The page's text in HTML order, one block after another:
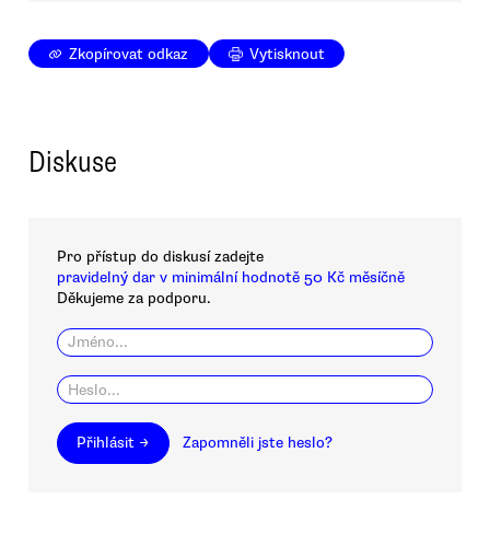
Zkopírovat odkaz Vytisknout
Diskuse
Pro přístup do diskusí zadejte
pravidelný dar v minimální hodnotě 50 Kč měsíčně
Děkujeme za podporu.
Přihlásit → Zapomněli jste heslo?